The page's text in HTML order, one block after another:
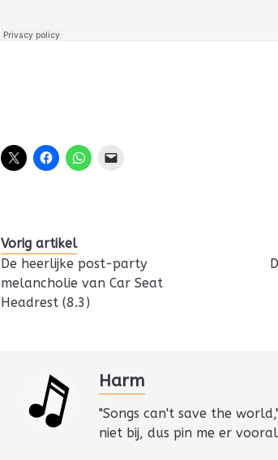
Vorig artikel
De heerlijke post-party
melancholie van Car Seat
Headrest (8.3)
Harm
"Songs can't save the
niet bij, dus pin me er